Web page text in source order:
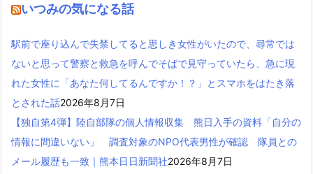
いつみの気になる話
駅前で座り込んで失禁してると思しき女性がいたので、尋常では
ないと思って警察と救急を呼んでそばで見守っていたら、急に現
れた女性に「あなた何してるんですか！？」とスマホをはたき落
とされた話2026年8月7日
【独自第4弾】陸自部隊の個人情報収集 熊日入手の資料「自分の
情報に間違いない」 調査対象のNPO代表男性が確認 隊員との
メール履歴も一致｜熊本日日新聞社2026年8月7日